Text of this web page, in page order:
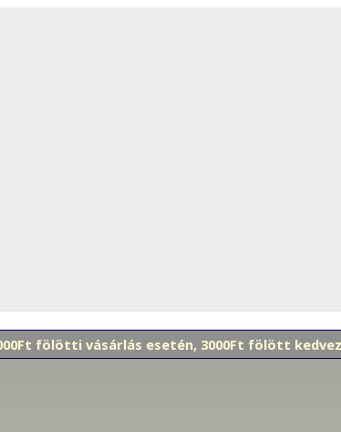
fölötti vásárlás esetén, 3000Ft fölött